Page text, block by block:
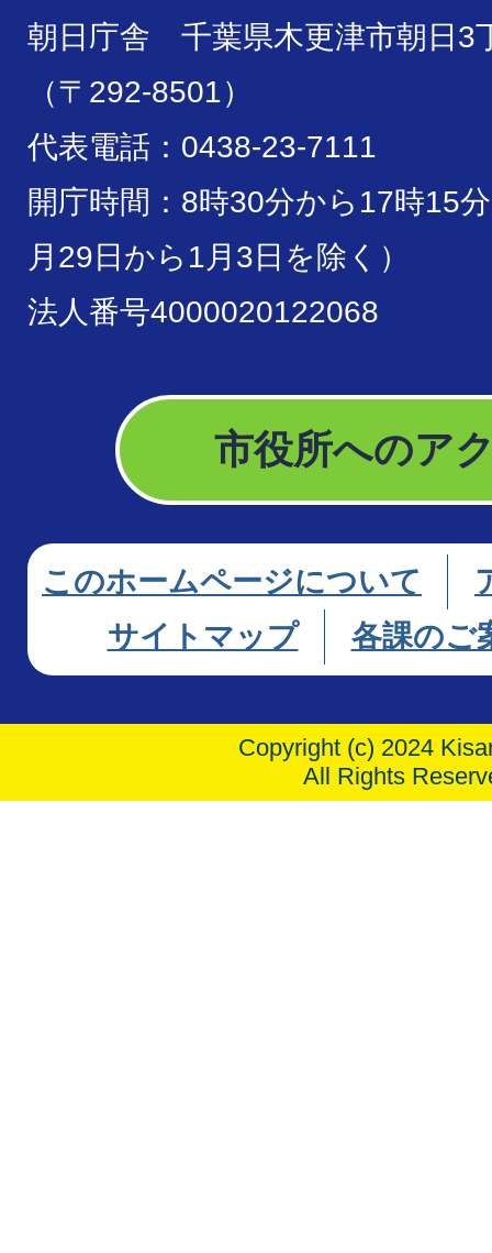
朝日庁舎 千葉県木更津市朝日3
（〒292-8501）
代表電話：0438-23-7111
開庁時間：8時30分から17時15
月29日から1月3日を除く）
法人番号4000020122068
市役所へのア
このホームページについて
サイトマップ
各課のご
Copyright (c) 2024
All Rights